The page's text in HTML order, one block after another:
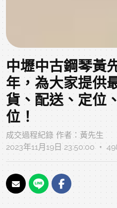
中壢中古鋼琴黃
年，為大家提供
貨、配送、定位
位！
成交過程紀錄 作者：黃先生
2023年11月19日 23:50:00 ‧